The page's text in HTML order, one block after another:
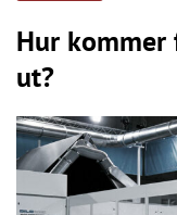
Hur kommer
ut?